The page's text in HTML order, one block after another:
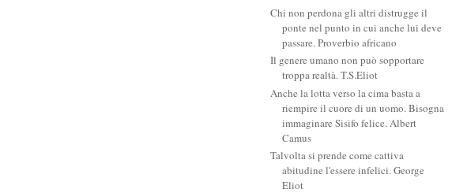
Chi non perdona gli altri distrugge il
ponte nel punto in cui anche lui deve
passare. Proverbio africano
Il genere umano non può sopportare
troppa realtà. T.S.Eliot
Anche la lotta verso la cima basta a
riempire il cuore di un uomo. Bisogna
immaginare Sisifo felice. Albert
Camus
Talvolta si prende come cattiva
abitudine l'essere infelici. George
Eliot